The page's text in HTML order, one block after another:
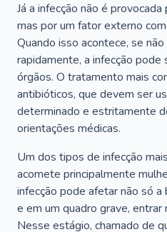
Já a infecção não é
mas por um fator externo
Quando isso acontece, se
rapidamente, a infecção
órgãos. O tratamento mais
antibióticos, que devem ser
determinado e estritamente
orientações médicas.
Um dos tipos de infecção
acomete principalmente
infecção pode afetar não só
e em um quadro grave, entrar
Nesse estágio, chamado de